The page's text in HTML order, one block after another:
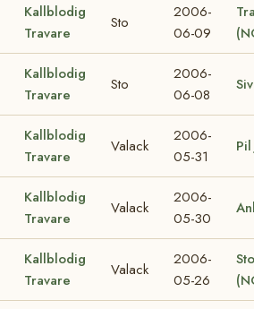
Kallblodig
Travare
Sto
2006-
06-09
Kallblodig
Travare
Sto
2006-
06-08
Kallblodig
Travare
Valack
2006-
05-31
Pil
Kallblodig
Travare
Valack
2006-
05-30
Kallblodig
Travare
Valack
2006-
05-26